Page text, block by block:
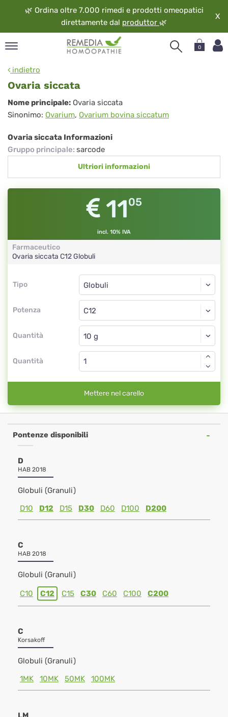
🌿 Ordina oltre 7.000 rimedi e prodotti omeopatici
direttamente dal produttor 🌿
X
0
indietro
Ovaria siccata
Ovaria
siccata
Nome principale: Ovaria siccata
Sinonimo: Ovarium, Ovarium bovina siccatum
Ovaria siccata Informazioni
Gruppo principale: sarcode
Ultriori informazioni
1105
incl. 10% IVA
Farmaceutico
Ovaria siccata C12Globuli
Tipo
Tipo
Potenza
Globuli
C12
Quantità
Globuli
Quantità
Mettere nel carello
Pontenze disponibili
D
HAB 2018
Globuli (Granuli)
D10
D12 D15 D30 D60 D100 D200
C
HAB 2018
Globuli (Granuli)
C10 C12 C15 C30 C60 C100 C200
C
Korsakoff
Globuli (Granuli)
1MK
10MK 50MK 100MK